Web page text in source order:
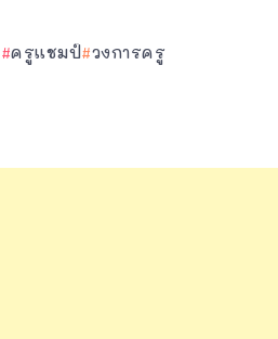
ครูแชมป์ วงการครู